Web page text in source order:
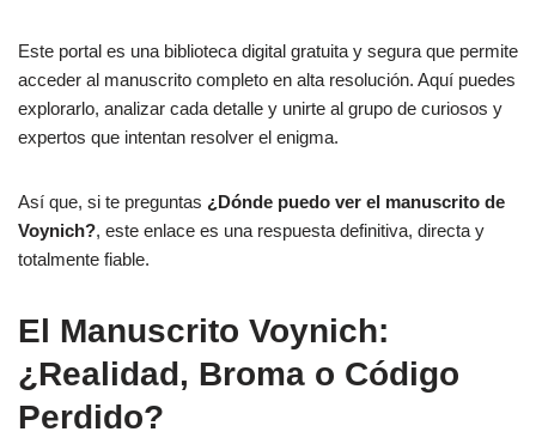
Este portal es una biblioteca digital gratuita y segura que permite
acceder al manuscrito completo en alta resolución. Aquí puedes
explorarlo, analizar cada detalle y unirte al grupo de curiosos y
expertos que intentan resolver el enigma.
Así que, si te preguntas ¿Dónde puedo ver el manuscrito de
Voynich?, este enlace es una respuesta definitiva, directa y
totalmente fiable.
El Manuscrito Voynich:
¿Realidad, Broma o Código
Perdido?